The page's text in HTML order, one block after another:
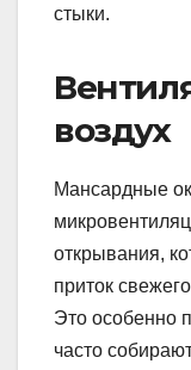
стыки.
воздух
Мансардные
открывания,
приток
Это особенно
часто